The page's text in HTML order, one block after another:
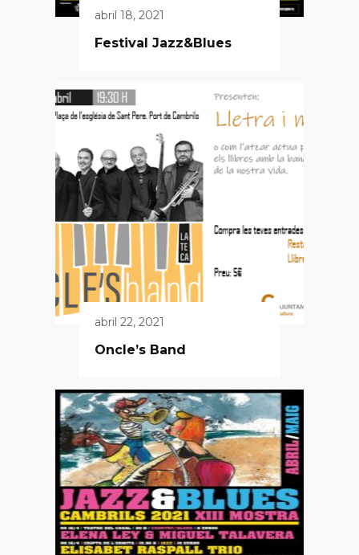
abril 18, 2021
Festival Jazz&Blues
abril 22, 2021
Oncle’s Band